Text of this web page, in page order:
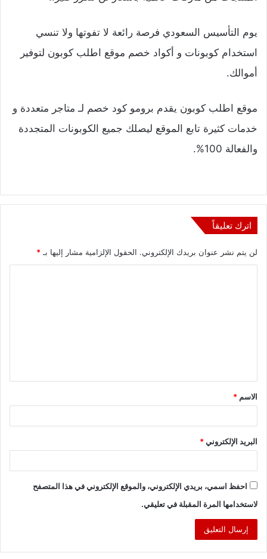
يوم التأسيس السعودي فرصة رائعة لا تفوتها ولا تنسي
استخدام كوبونات و أكواد خصم موقع اطلب كوبون لتوفير
أموالك.
موقع اطلب كوبون يقدم برومو كود خصم لـ متاجر متعددة و
خدمات كثيرة تابع الموقع ليصلك جميع الكوبونات المتجددة
والفعالة 100%.
اترك تعليقاً
لن يتم نشر عنوان بريدك الإلكتروني. الحقول الإلزامية مشار إليها بـ *
ق
*
الاسم *
البريد الإلكتروني*
احفظ اسمي، بريدي الإلكتروني، والموقع الإلكتروني في هذا المتصفح
لاستخدامها المرة المقبلة في تعليقي.